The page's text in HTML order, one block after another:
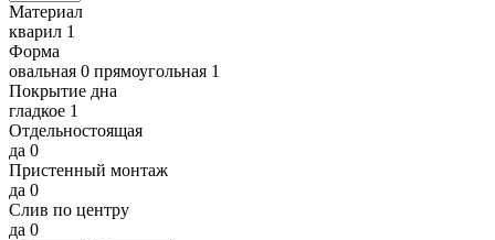
Материал
кварил 1
Форма
овальная 0 прямоугольная 1
Покрытие дна
гладкое 1
Отдельностоящая
да 0
Пристенный монтаж
да 0
Слив по центру
да 0